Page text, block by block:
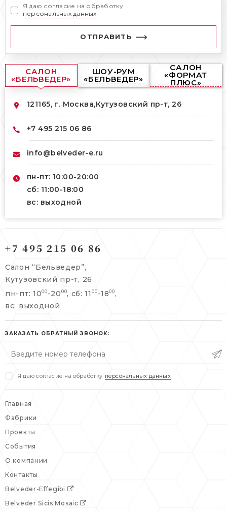
Я даю согласие на обработку
персональных данных
ОТПРАВИТЬ
САЛОН
«БЕЛЬВЕДЕР»
ШОУ-РУМ
«БЕЛЬВЕДЕР»
САЛОН
«ФОРМАТ
ПЛЮС»
121165, г. Москва,Кутузовский пр-т, 26
+7 495 215 06 86
info@belveder-e.ru
пн-пт: 10:00-20:00
сб: 11:00-18:00
вс: выходной
info@belveder-e.ru
пн-пт: 10:00-20:00
сб, вс: выходной
Берсеневский переулок, 3/10с7
+7 495 477 45 43
info@belveder-e.ru
пн-пт: 10:00-19:00
сб: выходной
+7 495 215 06 86
Салон “Бельведер”,
Кутузовский пр-т, 26
пн-пт: 1000 -20 00, сб: 11 00-1800 ,
вс: выходной
ЗАКАЗАТЬ ОБРАТНЫЙ ЗВОНОК:
Я даю согласие на обработку персональных данных
Главная
Фабрики
Проекты
События
О компании
Контакты
Belveder-Effegibi
Belveder Sicis Mosaic